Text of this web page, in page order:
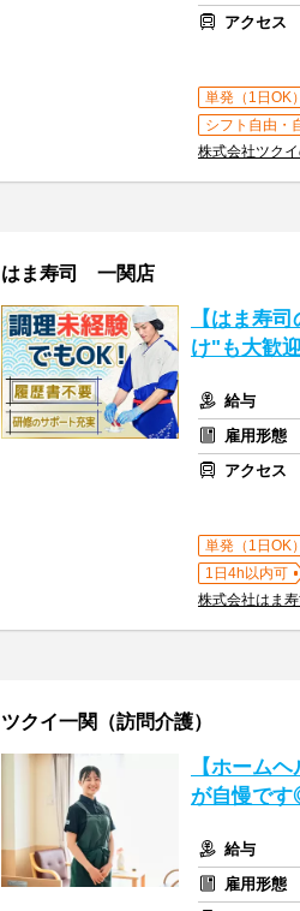
アクセス
単発（1日OK）
シフト自由・
株式会社ツク
はま寿司 一関店
【はま寿
け"も大歓
給与
雇用形態
アクセス
単発（1日OK）
1日4h以内可
株式会社はま
ツクイ一関（訪問介護）
【ホーム
が自慢で
給与
雇用形態